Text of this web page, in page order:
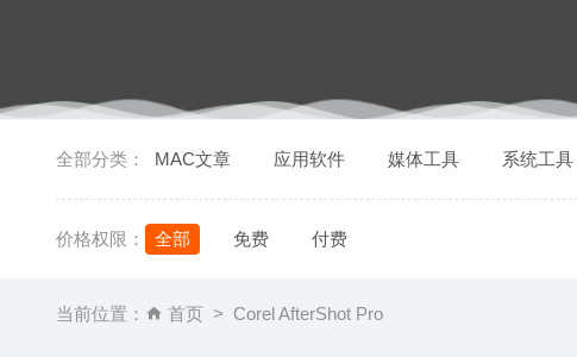
全部分类： MAC文章 应用软件 媒体工具 系统工具
价格权限： 全部 免费 付费
当前位置： 首页 Corel AfterShot Pro